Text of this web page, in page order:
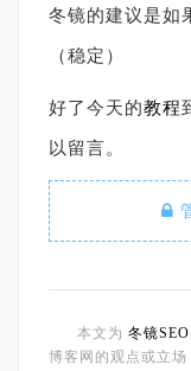
冬镜的建议是如
（稳定）
好了今天的教程
以留言。
本文为 冬镜SEO
博客网的观点或立